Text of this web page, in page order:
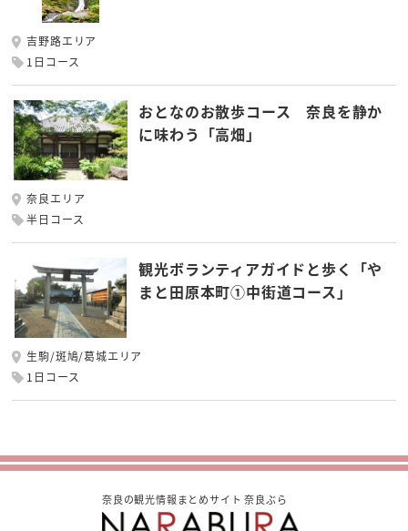
吉野路エリア
1日コース
おとなのお散歩コース 奈良を静か
に味わう「高畑」
奈良エリア
半日コース
観光ボランティアガイドと歩く「や
まと田原本町①中街道コース」
生駒/斑鳩/葛城エリア
1日コース
奈良の観光情報まとめサイト 奈良ぶら